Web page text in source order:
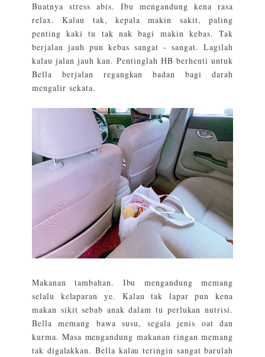
Buatnya stress abis. Ibu mengandung kena rasa
relax. Kalau tak, kepala makin sakit, paling
penting kaki tu tak nak bagi makin kebas. Tak
berjalan jauh pun kebas sangat - sangat. Lagilah
kalau jalan jauh kan. Pentinglah HB berhenti untuk
Bella berjalan regangkan badan bagi darah
mengalir sekata.
Makanan tambahan. Ibu mengandung memang
selalu kelaparan ye. Kalau tak lapar pun kena
makan sikit sebab anak dalam tu perlukan nutrisi.
Bella memang bawa susu, segala jenis oat dan
kurma. Masa mengandung makanan ringan memang
tak digalakkan. Bella kalau teringin sangat barulah